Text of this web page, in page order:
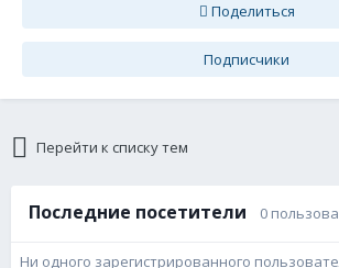
Поделиться
Подписчики
Перейти к списку тем
Последние посетители 0
Ни одного зарегистрированного